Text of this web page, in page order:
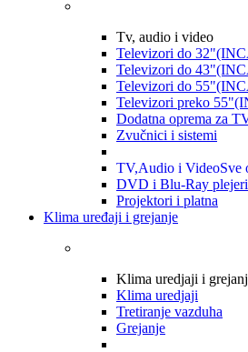
Tv, audio i video
Televizori do
Televizori do
Televizori do
Televizori preko
Dodatna oprema za
Zvučnici i sistemi
TV,Audio i VideoSve
DVD i Blu-Ray plejeri
Projektori i platna
Klima uređaji i grejanje
Klima uredjaji i
Klima uredjaji
Tretiranje vazduha
Grejanje